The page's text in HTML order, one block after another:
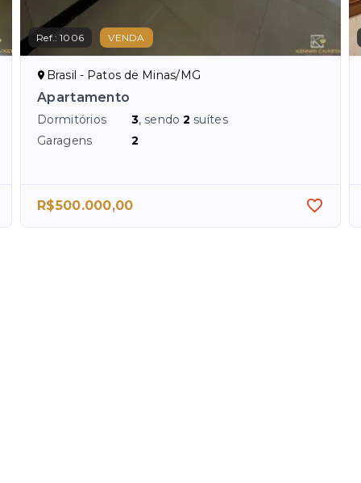
Ref.:1006 VENDA
Brasil - Patos de Minas/MG
Apartamento
Dormitórios 3, sendo2 suítes
Garagens
2
R$500.000,00